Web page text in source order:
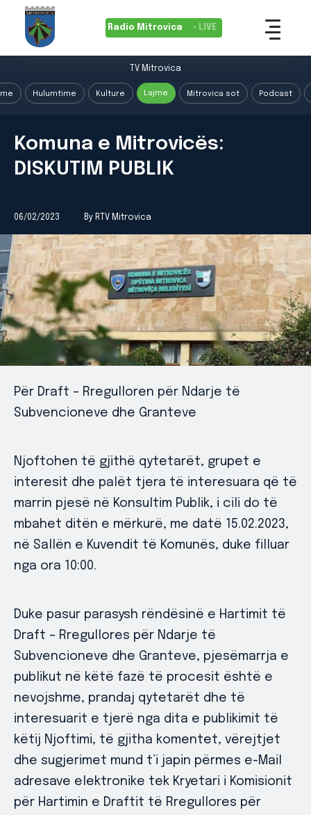
Radio Mitrovica • LIVE
TV Mitrovica
Hulumtime Kulture Lajme Mitrovica sot Podcast
Komuna e Mitrovicës:
DISKUTIM PUBLIK
06/02/2023 By RTV Mitrovica
Për Draft – Rregulloren për Ndarje të
Subvencioneve dhe Granteve
Njoftohen të gjithë qytetarët, grupet e
interesit dhe palët tjera të interesuara që të
marrin pjesë në Konsultim Publik, i cili do të
mbahet ditën e mërkurë, me datë 15.02.2023,
në Sallën e Kuvendit të Komunës, duke filluar
nga ora 10:00.
Duke pasur parasysh rëndësinë e Hartimit të
Draft – Rregullores për Ndarje të
Subvencioneve dhe Granteve, pjesëmarrja e
publikut në këtë fazë të procesit është e
nevojshme, prandaj qytetarët dhe të
interesuarit e tjerë nga dita e publikimit të
këtij Njoftimi, të gjitha komentet, vërejtjet
dhe sugjerimet mund t’i japin përmes e-Mail
adresave elektronike tek Kryetari i Komisionit
për Hartimin e Draftit të Rregullores për